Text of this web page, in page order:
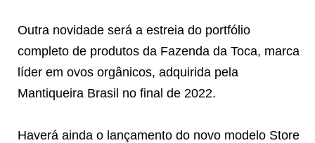
Outra novidade será a estreia do portfólio
completo de produtos da Fazenda da Toca, marca
líder em ovos orgânicos, adquirida pela
Mantiqueira Brasil no final de 2022.
Haverá ainda o lançamento do novo modelo Store